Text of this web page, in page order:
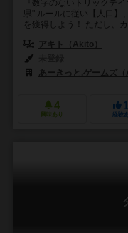
『数字のないトリックテ
県" ルールに従い【人口】
を獲得しよう！ ただし、
アキト（Akito）
あーきっと.ゲームズ
4
興味あり 経験あ